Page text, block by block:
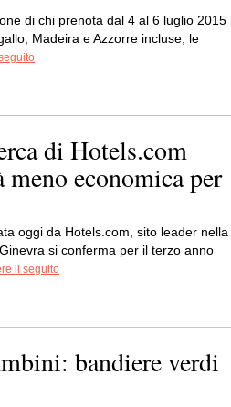
di chi prenota dal 4 al 6 luglio 2015
Madeira e Azzorre incluse, le
di Hotels.com
economica per
oggi da Hotels.com, sito leader nella
si conferma per il terzo anno
il seguito
bandiere verdi